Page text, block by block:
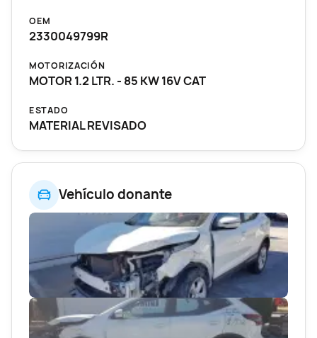
Vehículo donante
OEM
2330049799R
MOTORIZACIÓN
MOTOR 1.2 LTR. - 85 KW 16V CAT
ESTADO
MATERIAL REVISADO